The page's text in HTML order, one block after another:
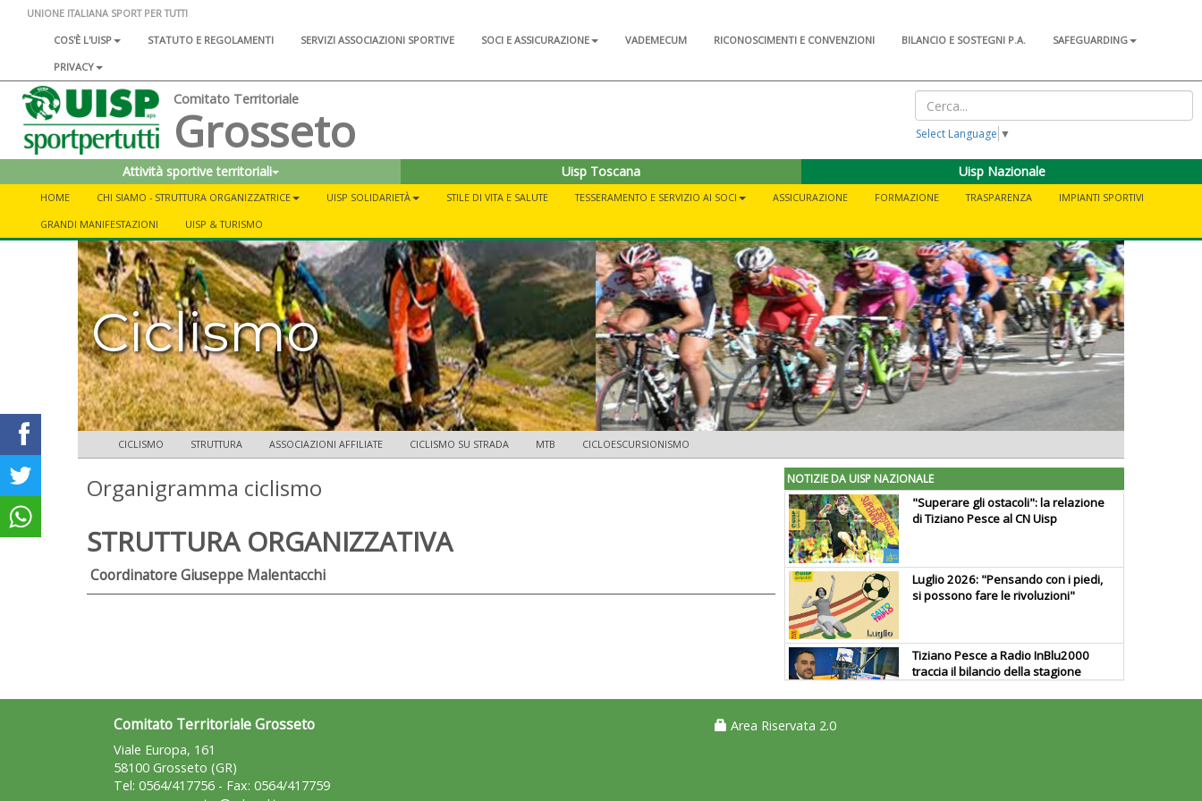
UNIONE ITALIANA SPORT PER TUTTI
COS'È L'UISP
STATUTO E REGOLAMENTI SERVIZI ASSOCIAZIONI SPORTIVE SOCI E ASSICURAZIONE VADEMECUM RICONOSCIMENTI E CONVENZIONI BILANCIO E SOSTEGNI P.A.
SAFEGUARDING
PRIVACY
Comitato Territoriale
Grosseto Select Language ▼
Attività sportive territoriali Uisp Toscana Uisp Nazionale
HOME CHI SIAMO - STRUTTURA ORGANIZZATRICE UISP SOLIDARIETÀ STILE DI VITA E SALUTE TESSERAMENTO E SERVIZIO AI SOCI ASSICURAZIONE FORMAZIONE TRASPARENZA
IMPIANTI SPORTIVI
GRANDI MANIFESTAZIONI
UISP & TURISMO
Ciclismo
CICLISMO STRUTTURA ASSOCIAZIONI AFFILIATE CICLISMO SU STRADA MTB CICLOESCURSIONISMO
Organigramma ciclismo
STRUTTURA ORGANIZZATIVA
Coordinatore Giuseppe Malentacchi
NOTIZIE DA UISP NAZIONALE
"Superare gli ostacoli": la relazione
di Tiziano Pesce al CN Uisp
Luglio 2026: "Pensando con i piedi,
si possono fare le rivoluzioni"
Tiziano Pesce a Radio InBlu2000
traccia il bilancio della stagione
Comitato Territoriale Grosseto
Viale Europa, 161
58100 Grosseto (GR)
Tel: 0564/417756 - Fax: 0564/417759
Area Riservata 2.0